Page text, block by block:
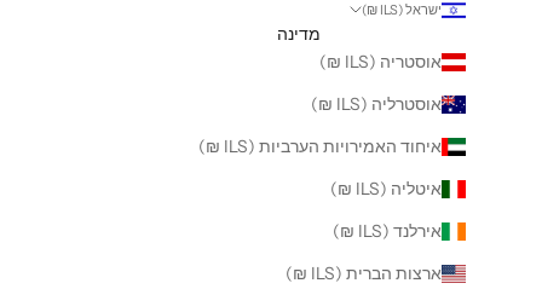
ישראל (ILS ₪)
מדינה
אוסטריה (ILS ₪)
אוסטרליה (ILS ₪)
איחוד האמירויות הערביות (ILS ₪)
איטליה (ILS ₪)
אירלנד (ILS ₪)
ארצות הברית (ILS ₪)